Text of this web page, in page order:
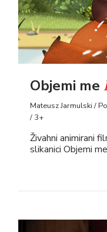
Objemi me
Mateusz Jarmulski /
/ 3+
Živahni animirani
slikanici Objemi